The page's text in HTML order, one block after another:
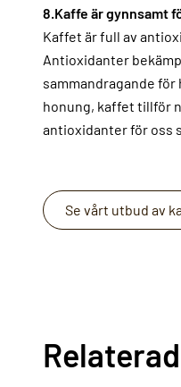
8.Kaffe är gynnsamt
Kaffet är full av
Antioxidanter
sammandragande
honung, kaffet tillför
antioxidanter för oss
Se vårt utbud av